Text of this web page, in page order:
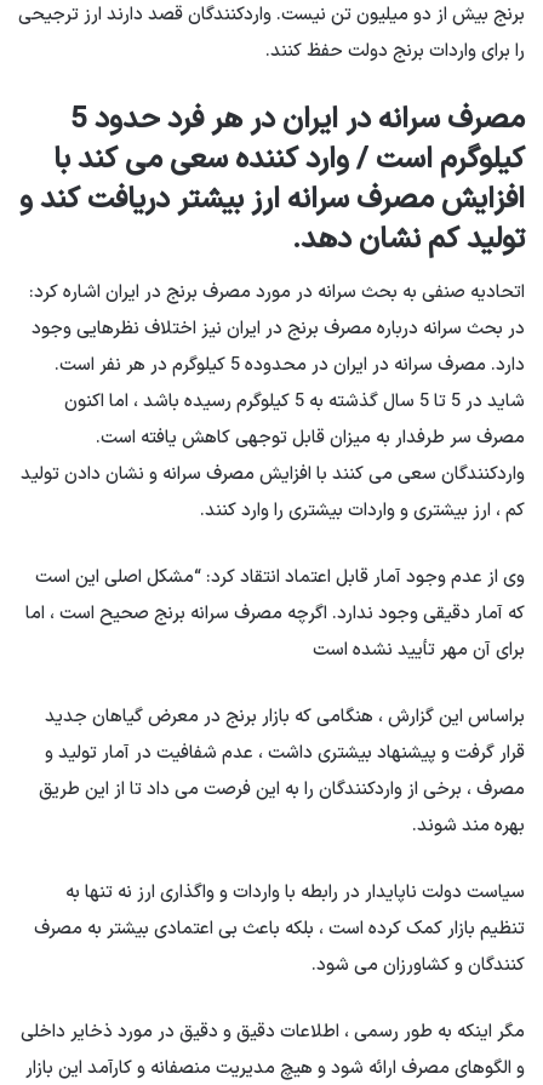
برنج بیش از دو میلیون تن نیست. واردکنندگان قصد دارند ارز ترجیحی
را برای واردات برنج دولت حفظ کنند.
مصرف سرانه در ایران در هر فرد حدود 5
کیلوگرم است / وارد کننده سعی می کند با
افزایش مصرف سرانه ارز بیشتر دریافت کند و
تولید کم نشان دهد.
اتحادیه صنفی به بحث سرانه در مورد مصرف برنج در ایران اشاره کرد:
در بحث سرانه درباره مصرف برنج در ایران نیز اختلاف نظرهایی وجود
دارد. مصرف سرانه در ایران در محدوده 5 کیلوگرم در هر نفر است.
شاید در 5 تا 5 سال گذشته به 5 کیلوگرم رسیده باشد ، اما اکنون
مصرف سر طرفدار به میزان قابل توجهی کاهش یافته است.
واردکنندگان سعی می کنند با افزایش مصرف سرانه و نشان دادن تولید
کم ، ارز بیشتری و واردات بیشتری را وارد کنند.
وی از عدم وجود آمار قابل اعتماد انتقاد کرد: “مشکل اصلی این است
که آمار دقیقی وجود ندارد. اگرچه مصرف سرانه برنج صحیح است ، اما
برای آن مهر تأیید نشده است
براساس این گزارش ، هنگامی که بازار برنج در معرض گیاهان جدید
قرار گرفت و پیشنهاد بیشتری داشت ، عدم شفافیت در آمار تولید و
مصرف ، برخی از واردکنندگان را به این فرصت می داد تا از این طریق
بهره مند شوند.
سیاست دولت ناپایدار در رابطه با واردات و واگذاری ارز نه تنها به
تنظیم بازار کمک کرده است ، بلکه باعث بی اعتمادی بیشتر به مصرف
کنندگان و کشاورزان می شود.
مگر اینکه به طور رسمی ، اطلاعات دقیق و دقیق در مورد ذخایر داخلی
و الگوهای مصرف ارائه شود و هیچ مدیریت منصفانه و کارآمد این بازار